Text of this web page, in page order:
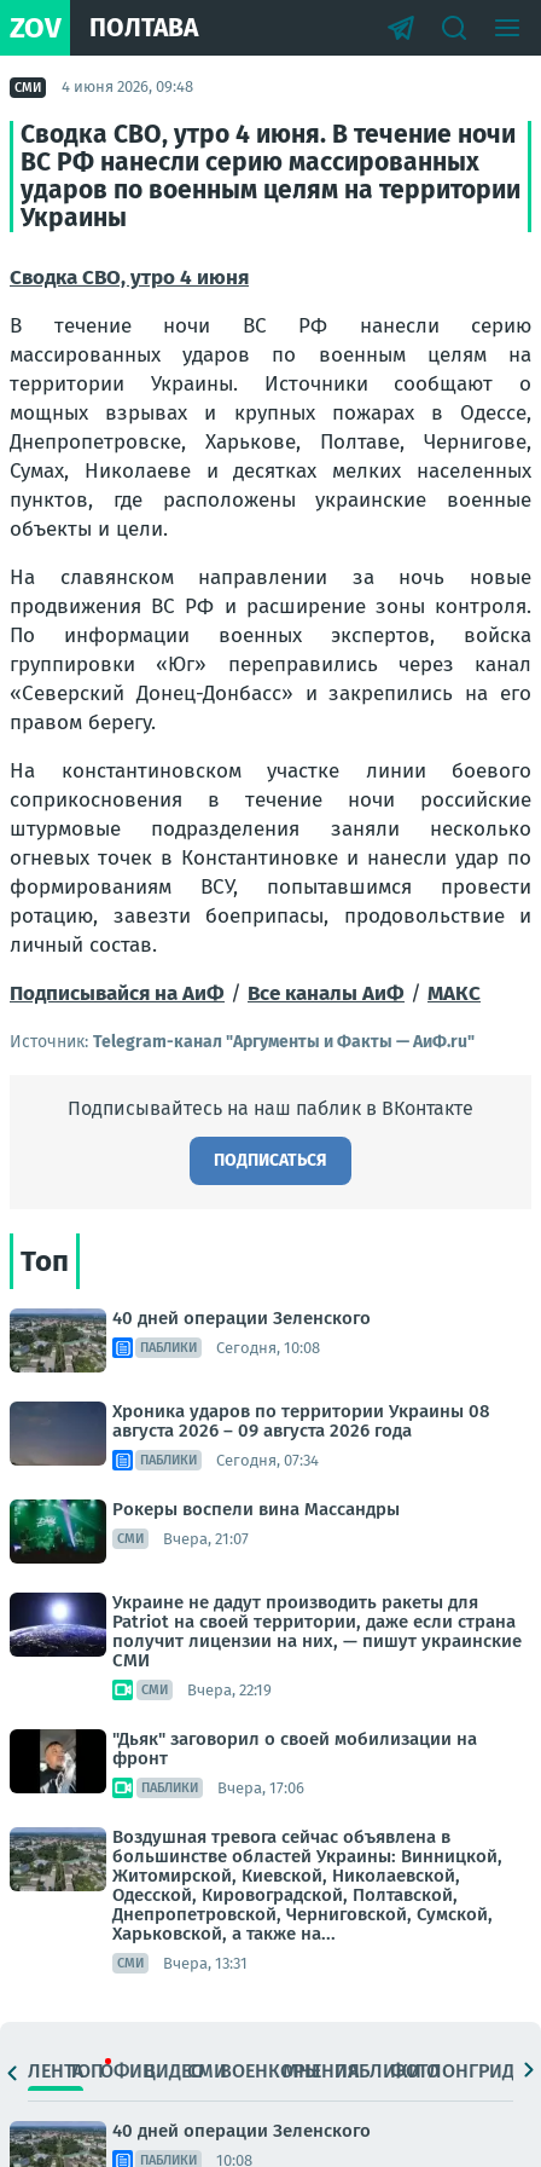
ZOV ПОЛТАВА
СМИ 4 июня 2026, 09:48
Сводка СВО, утро 4 июня. В течение ночи
ВС РФ нанесли серию массированных
ударов по военным целям на территории
Украины
Сводка СВО, утро 4 июня
В течение ночи ВС РФ нанесли серию
массированных ударов по военным целям на
территории Украины. Источники сообщают о
мощных взрывах и крупных пожарах в Одессе,
Днепропетровске, Харькове, Полтаве, Чернигове,
Сумах, Николаеве и десятках мелких населенных
пунктов, где расположены украинские военные
объекты и цели.
На славянском направлении за ночь новые
продвижения ВС РФ и расширение зоны контроля.
По информации военных экспертов, войска
группировки «Юг» переправились через канал
«Северский Донец-Донбасс» и закрепились на его
правом берегу.
На константиновском участке линии боевого
соприкосновения в течение ночи российские
штурмовые подразделения заняли несколько
огневых точек в Константиновке и нанесли удар по
формированиям ВСУ, попытавшимся провести
ротацию, завезти боеприпасы, продовольствие и
личный состав.
Подписывайся на АиФ / Все каналы АиФ / MAКС
Источник: Telegram-канал "Аргументы и Факты — АиФ.ru"
Подписывайтесь на наш паблик в ВКонтакте
ПОДПИСАТЬСЯ
Топ
40 дней операции Зеленского
ПАБЛИКИ Сегодня, 10:08
Хроника ударов по территории Украины 08
августа 2026 – 09 августа 2026 года
ПАБЛИКИ Сегодня, 07:34
Рокеры воспели вина Массандры
СМИ Вчера, 21:07
Украине не дадут производить ракеты для
Patriot на своей территории, даже если страна
получит лицензии на них, — пишут украинские
СМИ
СМИ Вчера, 22:19
"Дьяк" заговорил о своей мобилизации на
фронт
ПАБЛИКИ Вчера, 17:06
Воздушная тревога сейчас объявлена в
большинстве областей Украины: Винницкой,
Житомирской, Киевской, Николаевской,
Одесской, Кировоградской, Полтавской,
Днепропетровской, Черниговской, Сумской,
Харьковской, а также на...
СМИ Вчера, 13:31
ЛЕНТАТОПОФИЦ.ВИДЕОСМИВОЕНКОРЫМНЕНИЯПАБЛИКИ
ФОТОЛОНГРИДЫ
40 дней операции Зеленского
ПАБЛИКИ 10:08